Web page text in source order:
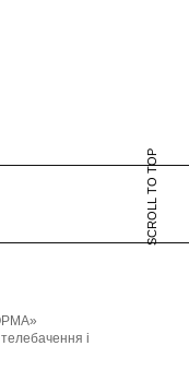
SCROLL TO TOP
і